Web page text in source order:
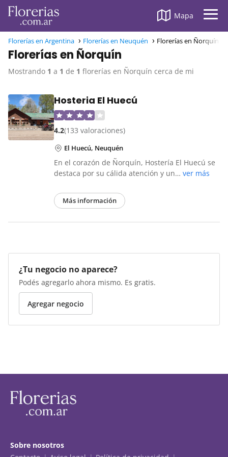
Mapa
Florerías en Argentina Florerías en Neuquén Florerías en Ñorquín
Florerías en Ñorquín
Mostrando 1 a 1 de 1 florerías en Ñorquín cerca de mi
Hosteria El Huecú
4.2(133 valoraciones)
El Huecú, Neuquén
En el corazón de Ñorquín, Hostería El Huecú se
destaca por su cálida atención y un… ver más
Más información
¿Tu negocio no aparece?
Podés agregarlo ahora mismo. Es gratis.
Agregar negocio
Sobre nosotros